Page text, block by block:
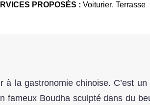
PROPOSÉS : Voiturier, Terrasse
la gastronomie chinoise. C’est
Boudha sculpté dans du